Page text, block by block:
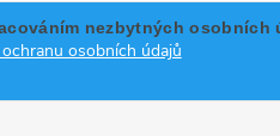
nezbytných osobních
osobních údajů